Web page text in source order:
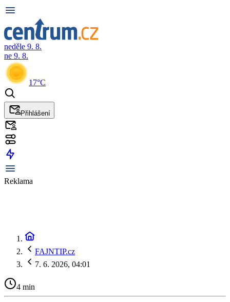
neděle 9. 8.
ne 9. 8.
17°C
Přihlášení
Reklama
FAJNTIP.cz
7. 6. 2026, 04:01
4 min